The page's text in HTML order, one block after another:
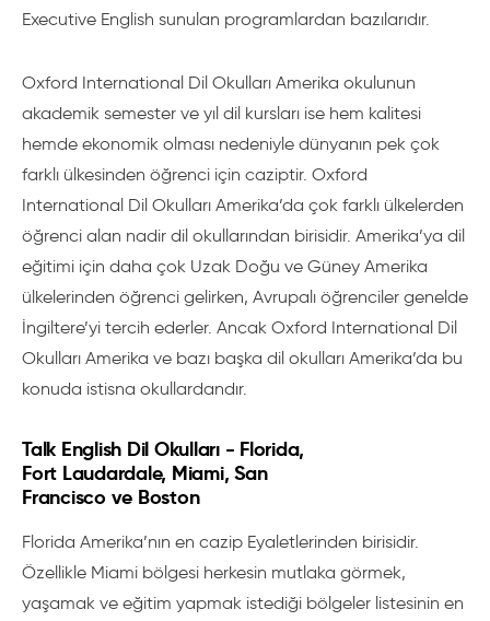
Executive English sunulan programlardan bazılarıdır.
Oxford International Dil Okulları Amerika okulunun
akademik semester ve yıl dil kursları ise hem kalitesi
hemde ekonomik olması nedeniyle dünyanın pek çok
farklı ülkesinden öğrenci için caziptir. Oxford
International Dil Okulları Amerika’da çok farklı ülkelerden
öğrenci alan nadir dil okullarından birisidir. Amerika’ya dil
eğitimi için daha çok Uzak Doğu ve Güney Amerika
ülkelerinden öğrenci gelirken, Avrupalı öğrenciler genelde
İngiltere’yi tercih ederler. Ancak Oxford International Dil
Okulları Amerika ve bazı başka dil okulları Amerika’da bu
konuda istisna okullardandır.
Talk English Dil Okulları - Florida,
Fort Laudardale, Miami, San
Francisco ve Boston
Florida Amerika’nın en cazip Eyaletlerinden birisidir.
Özellikle Miami bölgesi herkesin mutlaka görmek,
yaşamak ve eğitim yapmak istediği bölgeler listesinin en